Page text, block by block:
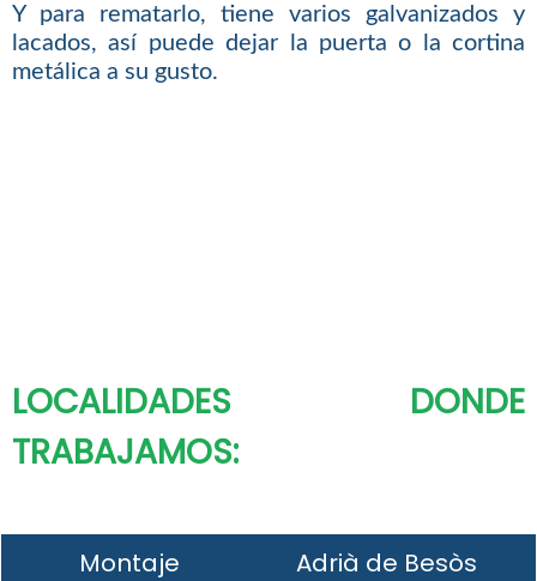
Y para rematarlo, tiene varios galvanizados y
lacados, así puede dejar la puerta o la cortina
metálica a su gusto.
LOCALIDADES DONDE
TRABAJAMOS:
Montaje
Adrià de Besòs